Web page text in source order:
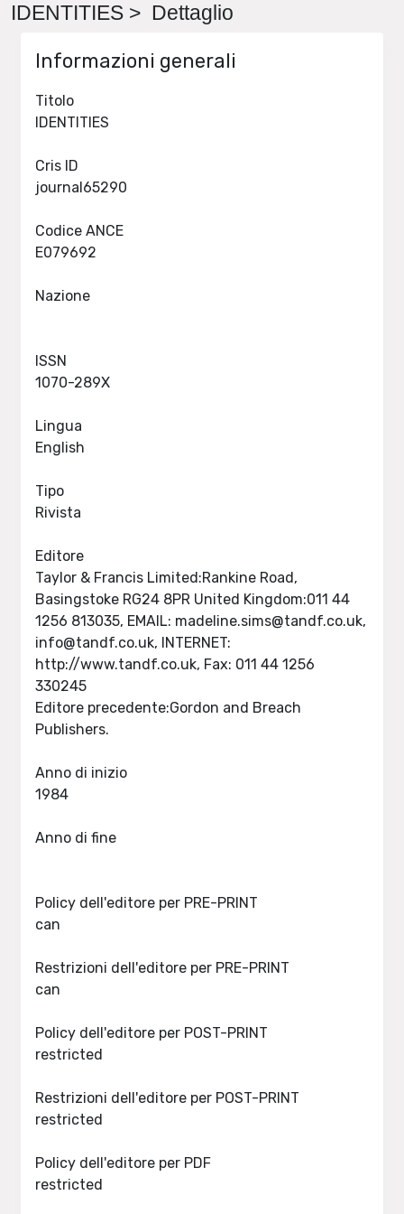
IDENTITIES > Dettaglio
Informazioni generali
Titolo
Cris ID
Codice ANCE
Nazione
ISSN
Lingua
Tipo
Rivista
Editore
Taylor & Francis Limited:Rankine Road,
Basingstoke RG24 8PR United Kingdom:011 44
1256 813035, EMAIL: madeline.sims@tandf.co.uk,
info@tandf.co.uk, INTERNET:
http://www.tandf.co.uk, Fax: 011 44 1256
330245
Editore precedente:Gordon and Breach
Anno di inizio
Anno di fine
Policy dell'editore per PRE-PRINT
Restrizioni dell'editore per PRE-PRINT
Policy dell'editore per POST-PRINT
Restrizioni dell'editore per POST-PRINT
Policy dell'editore per PDF